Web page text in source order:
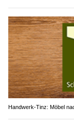
Handwerk-Tinz: Möbel